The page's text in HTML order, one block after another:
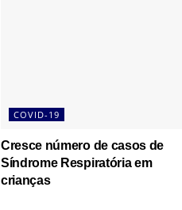
COVID-19
Cresce número de casos de
Síndrome Respiratória em
crianças